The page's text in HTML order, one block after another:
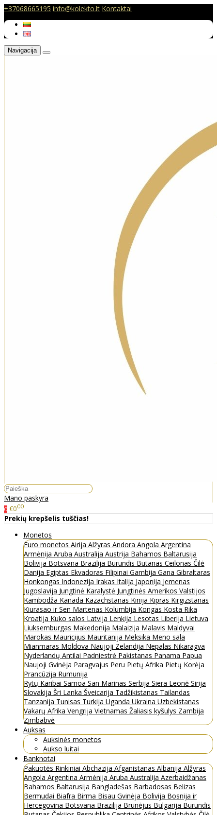
+37068665195 info@kolekto.lt Kontaktai
Navigacija
Mano paskyra
0 €000
Prekių krepšelis tuščias!
Monetos
Euro monetos Airija Alžyras Andora Angola Argentina
Armėnija Aruba Australija Austrija Bahamos Baltarusija
Bolivija Botsvana Brazilija Burundis Butanas Ceilonas Čilė
Danija Egiptas Ekvadoras Filipinai Gambija Gana Gibraltaras
Honkongas Indonezija Irakas Italija Japonija Jemenas
Jugoslavija Jungtinė Karalystė Jungtinės Amerikos Valstijos
Kambodža Kanada Kazachstanas Kinija Kipras Kirgizstanas
Kiurasao ir Sen Martenas Kolumbija Kongas Kosta Rika
Kroatija Kuko salos Latvija Lenkija Lesotas Liberija Lietuva
Liuksemburgas Makedonija Malaizija Malavis Maldyvai
Marokas Mauricijus Mauritanija Meksika Meno sala
Mianmaras Moldova Naujoji Zelandija Nepalas Nikaragva
Nyderlandų Antilai Padniestrė Pakistanas Panama Papua
Naujoji Gvinėja Paragvajus Peru Pietų Afrika Pietų Korėja
Prancūzija Rumunija
Rytų Karibai Samoa San Marinas Serbija Siera Leonė Sirija
Slovakija Šri Lanka Šveicarija Tadžikistanas Tailandas
Tanzanija Tunisas Turkija Uganda Ukraina Uzbekistanas
Vakarų Afrika Vengrija Vietnamas Žaliasis kyšulys Zambija
Zimbabvė
Auksas
Auksinės monetos
Aukso luitai
Banknotai
Pakuotės Rinkiniai Abchazija Afganistanas Albanija Alžyras
Angola Argentina Armėnija Aruba Australija Azerbaidžanas
Bahamos Baltarusija Bangladešas Barbadosas Belizas
Bermudai Biafra Birma Bisau Gvinėja Bolivija Bosnija ir
Hercegovina Botsvana Brazilija Brunėjus Bulgarija Burundis